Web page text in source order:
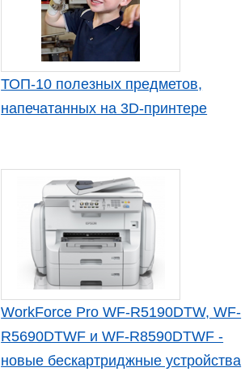
ТОП-10 полезных предметов,
напечатанных на 3D-принтере
WorkForce Pro WF-R5190DTW, WF-
R5690DTWF и WF-R8590DTWF -
новые бескартриджные устройства